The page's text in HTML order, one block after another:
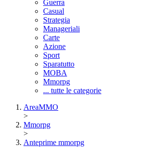
Guerra
Casual
Strategia
Manageriali
Carte
Azione
Sport
Sparatutto
MOBA
Mmorpg
... tutte le categorie
AreaMMO
>
Mmorpg
>
Anteprime mmorpg